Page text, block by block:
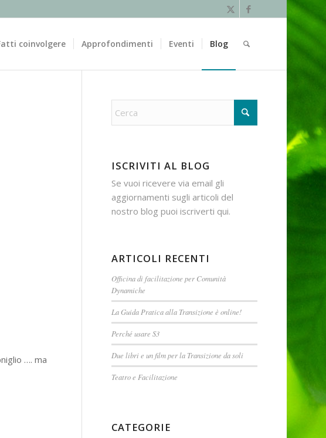
coinvolgere Approfondimenti Eventi Blog
…. ma
ISCRIVITI AL BLOG
Se vuoi ricevere via email gli
aggiornamenti sugli articoli del
nostro blog puoi iscriverti qui.
ARTICOLI RECENTI
Officina di facilitazione per Comunità
Dynamiche
La Guida Pratica alla Transizione è online!
Perché usare S3
Due libri e un film per la Transizione da soli
Teatro e Facilitazione
CATEGORIE